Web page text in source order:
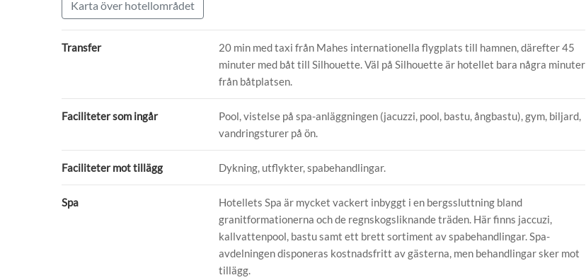
Karta över hotellområdet
Transfer
20 min med taxi från Mahes internationella flygplats till hamnen, därefter 45
minuter med båt till Silhouette. Väl på Silhouette är hotellet bara några minuter
från båtplatsen.
Faciliteter som ingår
Pool, vistelse på spa-anläggningen (jacuzzi, pool, bastu, ångbastu), gym, biljard,
vandringsturer på ön.
Faciliteter mot tillägg Dykning, utflykter, spabehandlingar.
Spa
Hotellets Spa är mycket vackert inbyggt i en bergssluttning bland
granitformationerna och de regnskogsliknande träden. Här finns jaccuzi,
kallvattenpool, bastu samt ett brett sortiment av spabehandlingar. Spa-
avdelningen disponeras kostnadsfritt av gästerna, men behandlingar sker mot
tillägg.